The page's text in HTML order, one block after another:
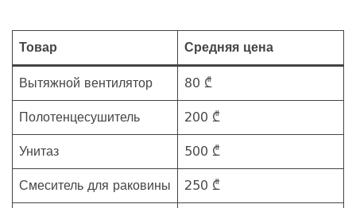
Товар Средняя цена
Вытяжной вентилятор 80 ₾
Полотенцесушитель 200 ₾
Унитаз 500 ₾
Смеситель для раковины 250 ₾